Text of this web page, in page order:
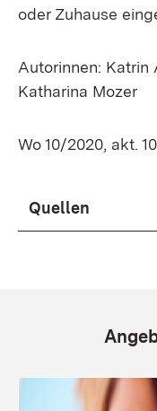
oder Zuhause
Autorinnen: Katrin
Katharina Mozer
Wo 10/2020, akt.
Quellen